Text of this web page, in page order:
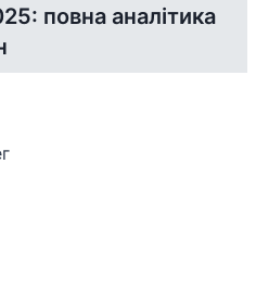
повна аналітика